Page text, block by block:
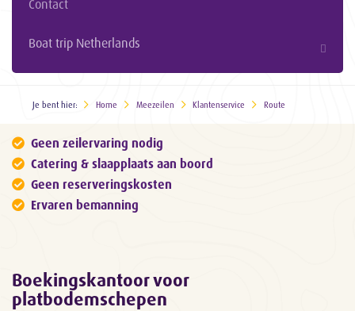
Contact
Boat trip Netherlands
Je bent hier: Home Meezeilen Klantenservice Route
Geen zeilervaring nodig
Catering & slaapplaats aan boord
Geen reserveringskosten
Ervaren bemanning
Boekingskantoor voor
platbodemschepen